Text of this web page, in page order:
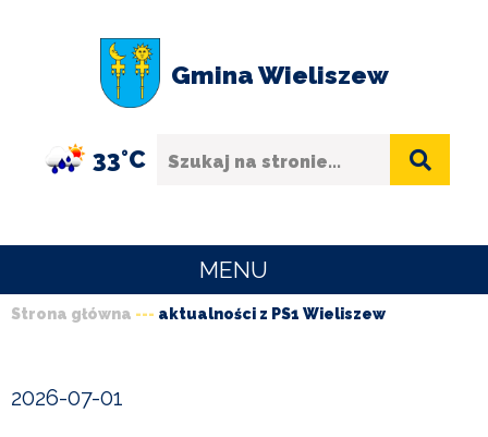
Gmina Wieliszew
33°C
MENU
URZĄD
O
Strona główna aktualności z PS1 Wieliszew
2026-07-01